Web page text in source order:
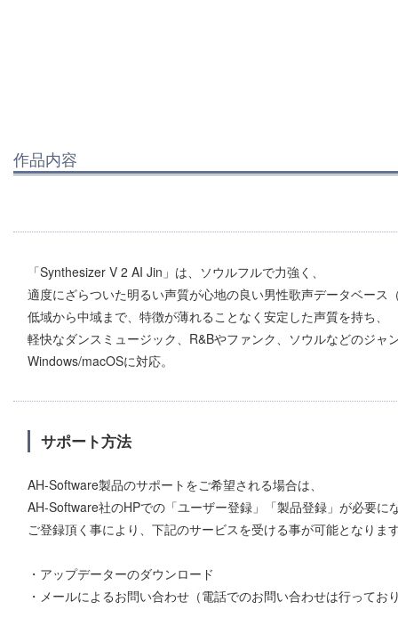
作品内容
「Synthesizer V 2 AI Jin」は、ソウルフルで力強く、
適度にざらついた明るい声質が心地の良い男性歌声データベース
低域から中域まで、特徴が薄れることなく安定した声質を持ち、
軽快なダンスミュージック、R&Bやファンク、ソウルなどのジャ
Windows/macOSに対応。
サポート方法
AH-Software製品のサポートをご希望される場合は、
AH-Software社のHPでの「ユーザー登録」「製品登録」が必要に
ご登録頂く事により、下記のサービスを受ける事が可能となりま
・アップデーターのダウンロード
・メールによるお問い合わせ（電話でのお問い合わせは行ってお